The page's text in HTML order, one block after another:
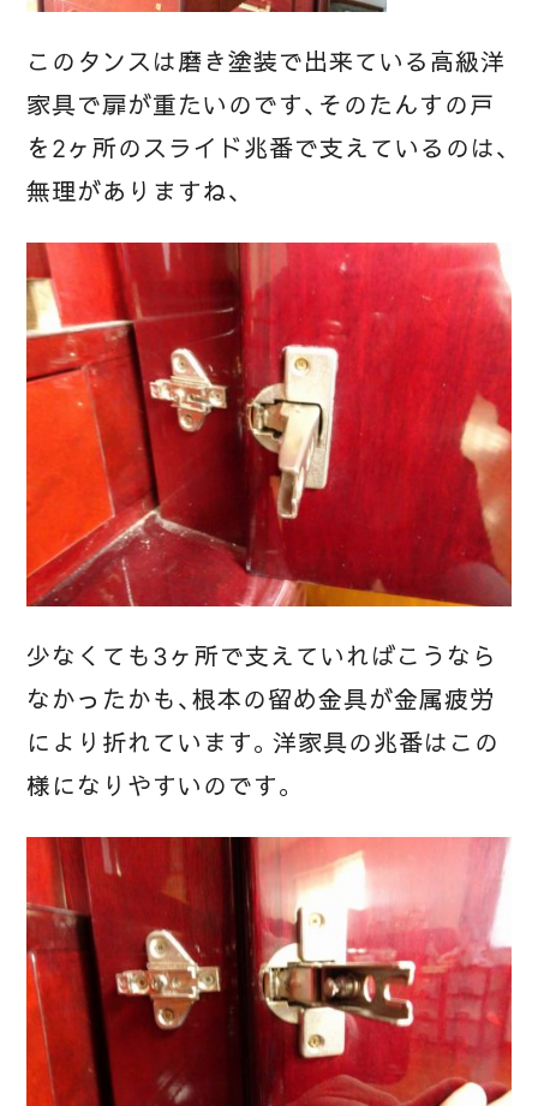
このタンスは磨き塗装で出来ている高級洋
家具で扉が重たいのです、そのたんすの戸
を2ヶ所のスライド兆番で支えているのは、
無理がありますね、
少なくても3ヶ所で支えていればこうなら
なかったかも、根本の留め金具が金属疲労
により折れています。洋家具の兆番はこの
様になりやすいのです。